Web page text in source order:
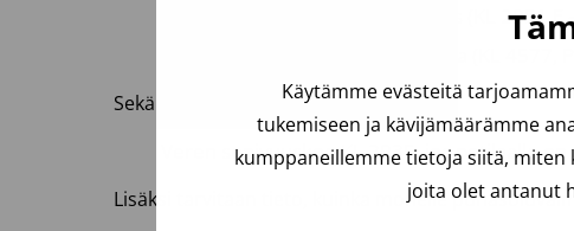
Käytämme evästeitä
tukemiseen ja kävijämäärämme
kumppaneillemme tietoja siitä,
joita olet antanut
B -ABO- ja Rh-veriryhmämääritys (KL 2951
P -Punasoluvasta-aineet, seulonta (KL 4577,
Sekä
Veren sopivuuskoe KL 2935, jos potilaalle
Lisäksi tarvitaan tieto, kuinka monelle